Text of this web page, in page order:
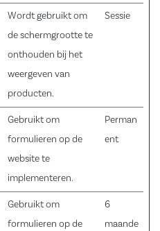
Wordt gebruikt om
de schermgrootte te
onthouden bij het
weergeven van
producten.
Sessie
Gebruikt om
formulieren op de
website te
implementeren.
Perman
ent
Gebruikt om
formulieren op de
6
maande